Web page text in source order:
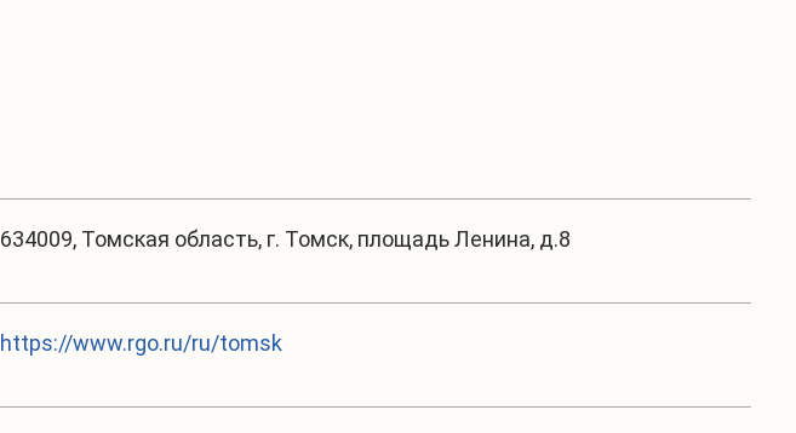
634009, Томская область, г. Томск, площадь Ленина, д.8
https://www.rgo.ru/ru/tomsk